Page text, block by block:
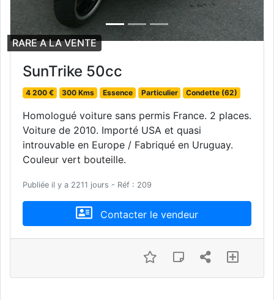
RARE A LA VENTE
SunTrike 50cc
4 200 € 300 Kms Essence Particulier Condette (62)
Homologué voiture sans permis France. 2 places.
Voiture de 2010. Importé USA et quasi
introuvable en Europe / Fabriqué en Uruguay.
Couleur vert bouteille.
Publiée il y a 2211 jours - Réf : 209
Contacter le vendeur